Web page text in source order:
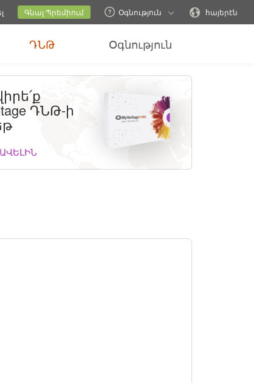
ընտանեկան կայքը Ընթացիկ կայքը
Գնալ Պրեմիում Օգնություն հայերէն
ԴՆԹ Օգնություն
ԴՆԹ-ի